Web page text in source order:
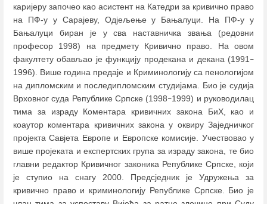
каријеру започео као асистент на Катедри за кривично право
на ПФ-у у Сарајеву, Одјељење у Бањалуци. На ПФ-у у
Бањалуци биран је у сва наставничка звања (редовни
професор 1998) на предмету Кривично право. На овом
факултету обављао је функцију продекана и декана (1991–
1996). Више година предаје и Криминологију са пенологијом
на дипломским и последипломским студијама. Био је судија
Врховног суда Републике Српске (1998–1999) и руководилац
тима за израду Коментара кривичних закона БиХ, као и
коаутор коментара кривичних закона у оквиру Заједничког
пројекта Савјета Европе и Европске комисије. Учествовао у
више пројеката и експертских група за израду закона, те био
главни редактор Кривичног законика Републике Српске, који
је ступио на снагу 2000. Предсједник је Удружења за
кривично право и криминологију Републике Српске. Био је